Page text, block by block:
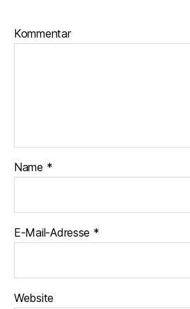
Kommentar
Name *
E-Mail-Adresse *
Website